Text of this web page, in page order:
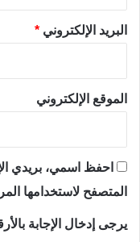
البريد الإلكتروني *
الموقع الإلكتروني
احفظ اسمي، بريدي
المتصفح لاستخدامها
يرجى إدخال الإجابة